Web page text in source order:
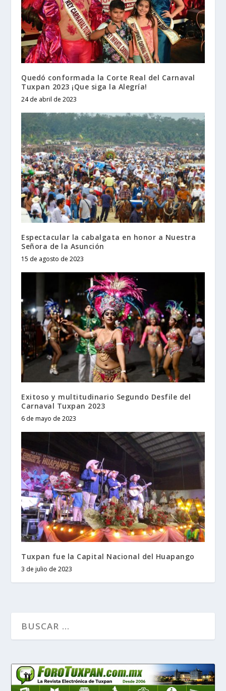
Quedó conformada la Corte Real del Carnaval
Tuxpan 2023 ¡Que siga la Alegría!
24 de abril de 2023
Espectacular la cabalgata en honor a Nuestra
Señora de la Asunción
15 de agosto de 2023
Exitoso y multitudinario Segundo Desfile del
Carnaval Tuxpan 2023
6 de mayo de 2023
Tuxpan fue la Capital Nacional del Huapango
3 de julio de 2023